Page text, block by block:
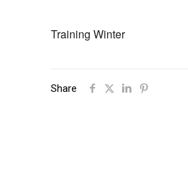
Training Winter
Share